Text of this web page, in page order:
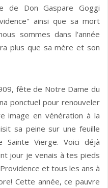
de Don Gaspare Goggi
ainsi que sa mort
sommes dans l'année
plus que sa mère et son
fête de Notre Dame du
ponctuel pour renouveler
image en vénération à la
sa peine sur une feuille
Vierge. Voici déjà
jour je venais à tes pieds
et tous les ans à
Cette année, ce pauvre